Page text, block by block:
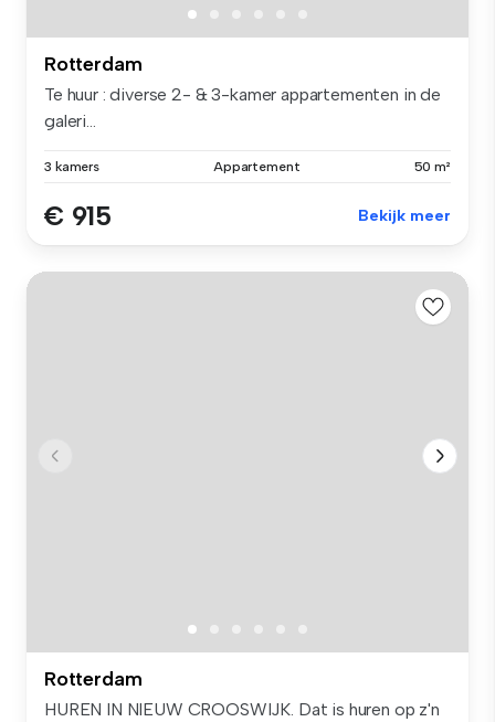
Rotterdam
Te huur : diverse 2- & 3-kamer appartementen in de
galeri...
3 kamers Appartement 50 m²
€ 915 Bekijk meer
Rotterdam
HUREN IN NIEUW CROOSWIJK. Dat is huren op z'n